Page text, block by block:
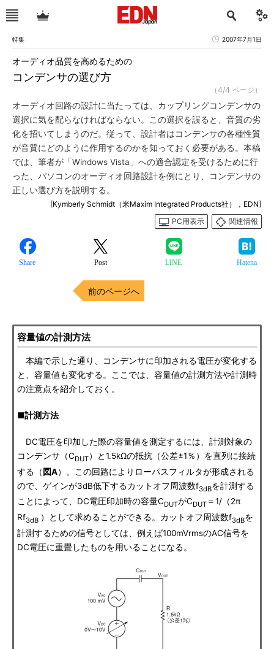
特集 2007年7月1日
コンデンサの選び方
オーディオ品質を高めるための
（4/4 ページ）
オーディオ回路の設計に当たっては、カップリングコンデンサの
選択に気を配らなければならない。この選択を誤ると、音質の劣
化を招いてしまうのだ。従って、設計者はコンデンサの各種性質
が音質にどのように作用するのかを知っておく必要がある。本稿
では、筆者が「Windows Vista」への適合認定を受けるために行
った、パソコンのオーディオ回路設計を例にとり、コンデンサの
正しい選び方を説明する。
[Kymberly Schmidt（米Maxim Integrated Products社），EDN]
PC用表示
関連情報
Share Post LINE Hatena
前のページへ
容量値の計測方法
本編で示した通り、コンデンサに印加される電圧が変化する
と、容量値も変化する。ここでは、容量値の計測方法や計測時
の注意点を紹介しておく。
■計測方法
DC電圧を印加した際の容量値を測定するには、計測対象の
コンデンサ（CDUT）と1.5kΩの抵抗（公差±1％）を直列に接続
する（ 図A）。この回路によりローパスフィルタが形成される
ので、ゲインが3dB低下するカットオフ周波数f3dBを計測する
ことによって、DC電圧印加時の容量CDUTがCDUT ＝1/（2π
Rf3dB ）として求めることができる。カットオフ周波数f3dBを
計測するための信号としては、例えば100mVrmsのAC信号を
DC電圧に重畳したものを用いることになる。